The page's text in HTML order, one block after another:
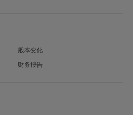
股本变化
财务报告